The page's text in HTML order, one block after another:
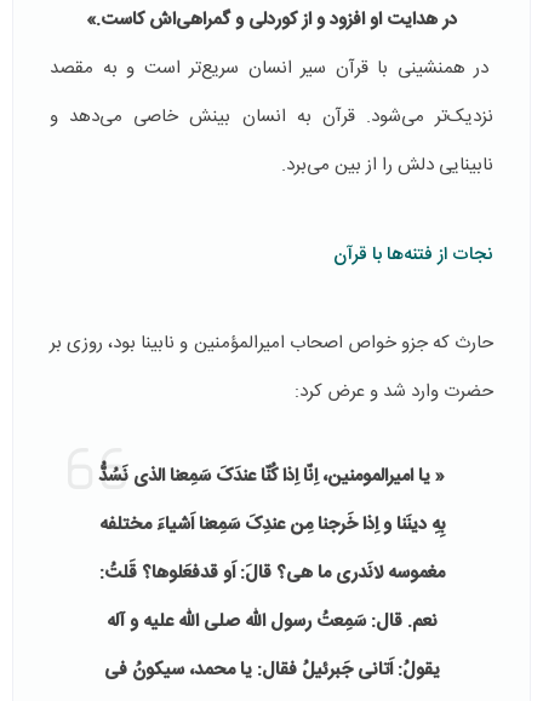
در هدایت او افزود و از کوردلی و گمراهی‌اش کاست.»
در همنشینی با قرآن سیر انسان سریع‌تر است و به مقصد
نزدیک‌تر می‌شود. قرآن به انسان بینش خاصی می‌دهد و
نابینایی دلش را از بین می‌برد.
نجات از فتنه‌ها با قرآن
حارث که جزو خواص اصحاب امیرالمؤمنین و نابینا بود، روزی بر
حضرت وارد شد و عرض کرد:
« یا امیرالمومنین، اِنّا اِذا کُنّا عندَکَ سَمِعنا الذی نَسُدُّ
بِهِ دینَنا و اِذا خَرجنا مِن عندِکَ سَمِعنا اَشیاءَ مختلفه
مغموسه لانَدری ما هی؟ قالَ: اَو قدفعَلوها؟ قَلتُ:
نعم. قال: سَمِعتُ رسول الله صلی الله علیه و آله
یقولُ: اَتانی جَبرئیلُ فقال: یا محمد، سیکونُ فی